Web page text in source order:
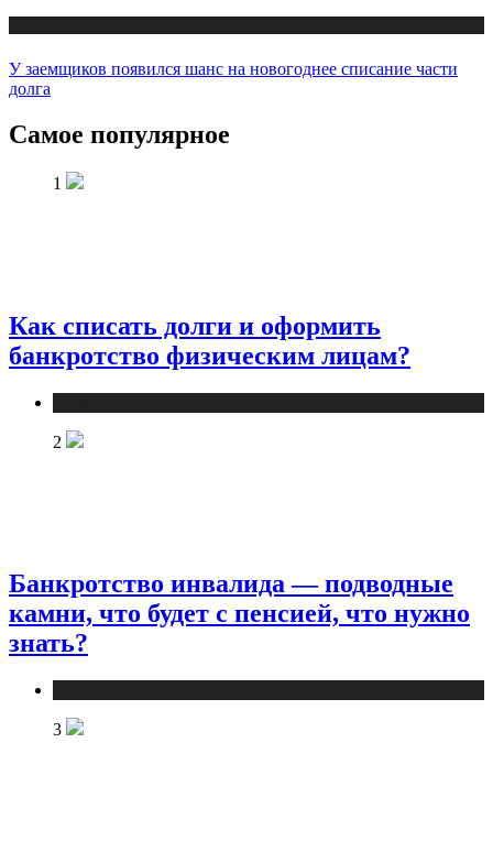
У заемщиков появился шанс на новогоднее списание части
долга
Самое популярное
1
Как списать долги и оформить
банкротство физическим лицам?
2
Банкротство инвалида — подводные
камни, что будет с пенсией, что нужно
знать?
3